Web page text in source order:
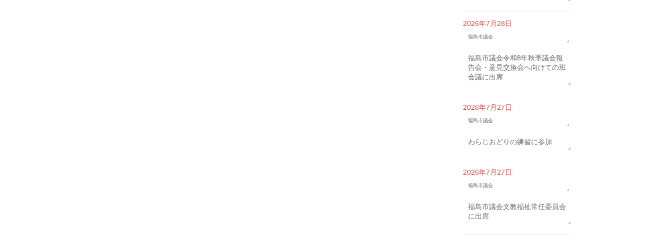
2026年7月28日
福島市議会
福島市議会令和8年秋季議会報
告会・意見交換会へ向けての班
会議に出席
2026年7月27日
福島市議会
わらじおどりの練習に参加
2026年7月27日
福島市議会
福島市議会文教福祉常任委員会
に出席